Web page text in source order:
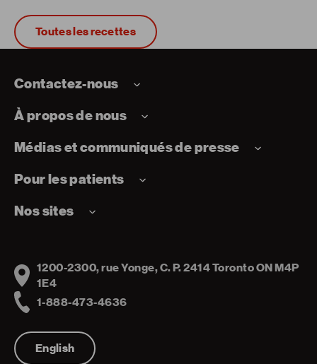
Toutes les recettes
Contactez-nous
À propos de nous
Médias et communiqués de presse
Pour les patients
Nos sites
Address
1200-2300, rue Yonge, C. P. 2414 Toronto ON M4P
1E4
1-888-473-4636
English